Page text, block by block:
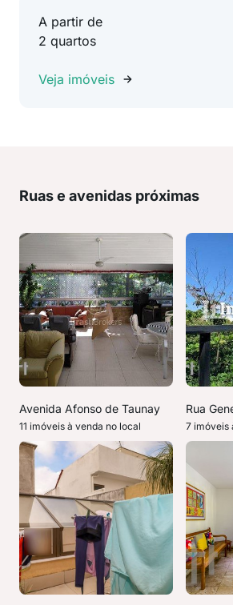
A partir de
2 quartos
Veja imóveis
Ruas e avenidas próximas
Avenida Afonso de Taunay
11 imóveis à venda no local
Rua
7 imóveis